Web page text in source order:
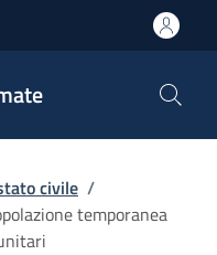
civile /
temporanea